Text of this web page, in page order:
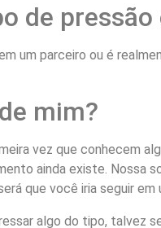
de pressão
um parceiro ou é
mim?
vez que conhecem
ainda existe. Nossa
que você iria seguir
algo do tipo, talvez